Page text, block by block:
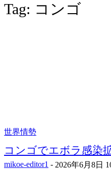
Tag: コンゴ
世界情勢
コンゴでエボラ感染
mikoe-editor1 - 2026年6月8日